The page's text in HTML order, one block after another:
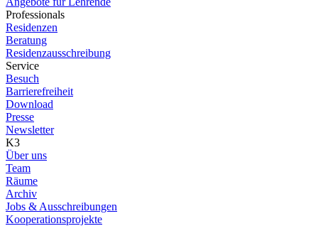
Professionals
Residenzen
Beratung
Residenzausschreibung
Service
Besuch
Barrierefreiheit
Download
Presse
Newsletter
K3
Über uns
Team
Räume
Archiv
Jobs & Ausschreibungen
Kooperationsprojekte